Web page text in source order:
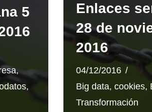
5
,
,
Enlaces
28 de
2016
04/12/2016
Big data, cookies,
Transformación